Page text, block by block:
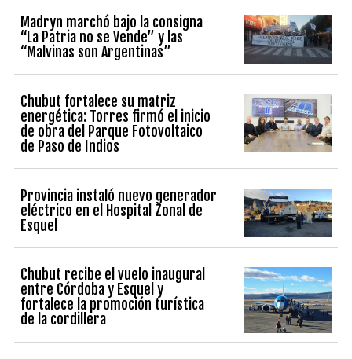
Madryn marchó bajo la consigna
“La Patria no se Vende” y las
“Malvinas son Argentinas”
Chubut fortalece su matriz
energética: Torres firmó el inicio
de obra del Parque Fotovoltaico
de Paso de Indios
Provincia instaló nuevo generador
eléctrico en el Hospital Zonal de
Esquel
Chubut recibe el vuelo inaugural
entre Córdoba y Esquel y
fortalece la promoción turística
de la cordillera